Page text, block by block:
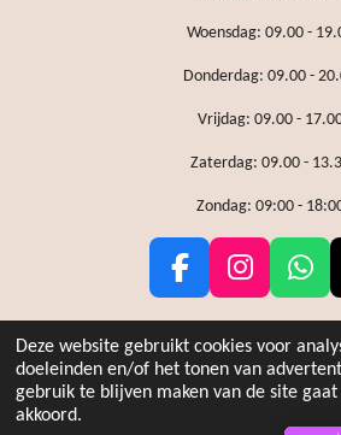
Deze website gebruikt cookies voor
doeleinden en/of het tonen van
gebruik te blijven maken van de site
akkoord.
Woensdag: 09.00 -
Donderdag: 09.00 -
Vrijdag: 09.00 -
Zaterdag: 09.00 -
Zondag: 09:00 -
F
c
e
b
I
s
t
a
W
a
t
s
A